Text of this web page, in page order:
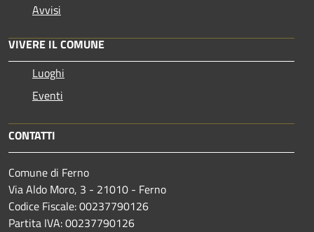
Avvisi
VIVERE IL COMUNE
Luoghi
Eventi
CONTATTI
Comune di Ferno
Via Aldo Moro, 3 - 21010 - Ferno
Codice Fiscale: 00237790126
Partita IVA: 00237790126